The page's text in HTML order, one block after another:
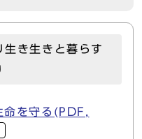
き生きと暮らす
を守る(PDF,